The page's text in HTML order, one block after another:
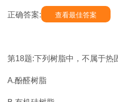
正确答案: 查看最佳答案
第18题:下列树脂中，不属于热
A.酚醛树脂